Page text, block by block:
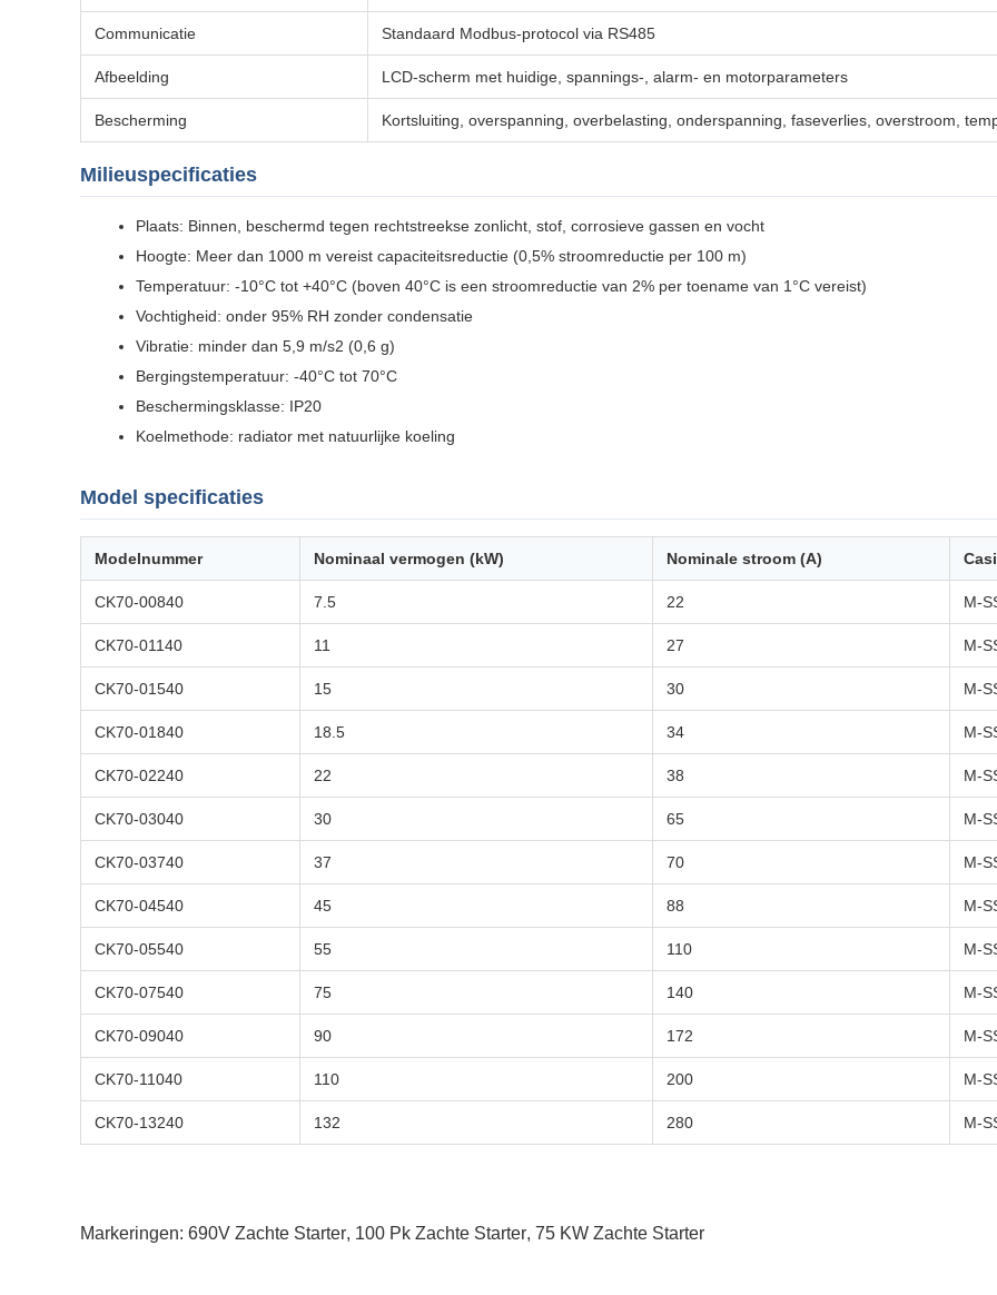
Communicatie Standaard Modbus-protocol via RS485
Afbeelding LCD-scherm met huidige, spannings-, alarm- en motorparameters
Bescherming Kortsluiting, overspanning, overbelasting, onderspanning, faseverlies, overstroom,
Milieuspecificaties
Plaats: Binnen, beschermd tegen rechtstreekse zonlicht, stof, corrosieve gassen en vocht
Hoogte: Meer dan 1000 m vereist capaciteitsreductie (0,5% stroomreductie per 100 m)
Temperatuur: -10°C tot +40°C (boven 40°C is een stroomreductie van 2% per toename van 1°C vereist)
Vochtigheid: onder 95% RH zonder condensatie
Vibratie: minder dan 5,9 m/s2 (0,6 g)
Bergingstemperatuur: -40°C tot 70°C
Beschermingsklasse: IP20
Koelmethode: radiator met natuurlijke koeling
Model specificaties
Modelnummer Nominaal vermogen (kW) Nominale stroom (A)
CK70-00840 7.5 22 M-
CK70-01140 11 27 M-
CK70-01540 15 30 M-
CK70-01840 18.5 34 M-
CK70-02240 22 38 M-
CK70-03040 30 65 M-
CK70-03740 37 70 M-
CK70-04540 45 88 M-
CK70-05540 55 110 M-
CK70-07540 75 140 M-
CK70-09040 90 172 M-
CK70-11040 110 200 M-
CK70-13240 132 280 M-
Markeringen: 690V Zachte Starter, 100 Pk Zachte Starter, 75 KW Zachte Starter